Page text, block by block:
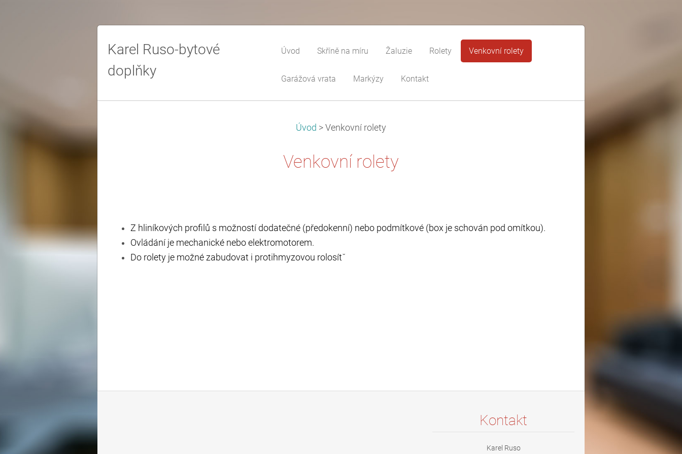
Karel Ruso-bytové
doplňky
Úvod Skříně na míru Žaluzie Rolety Venkovní rolety
Garážová vrata Markýzy Kontakt
Úvod > Venkovní rolety
Venkovní rolety
Z hliníkových profilů s možností dodatečné (předokenní) nebo podmítkové (box je schován pod omítkou).
Ovládání je mechanické nebo elektromotorem.
Do rolety je možné zabudovat i protihmyzovou rolosítˇ
Kontakt
Karel Ruso